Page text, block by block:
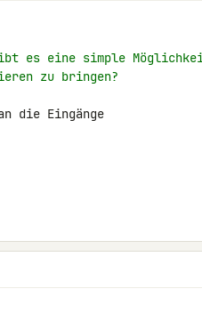
es eine simple Möglichkeit
zu bringen?
die Eingänge